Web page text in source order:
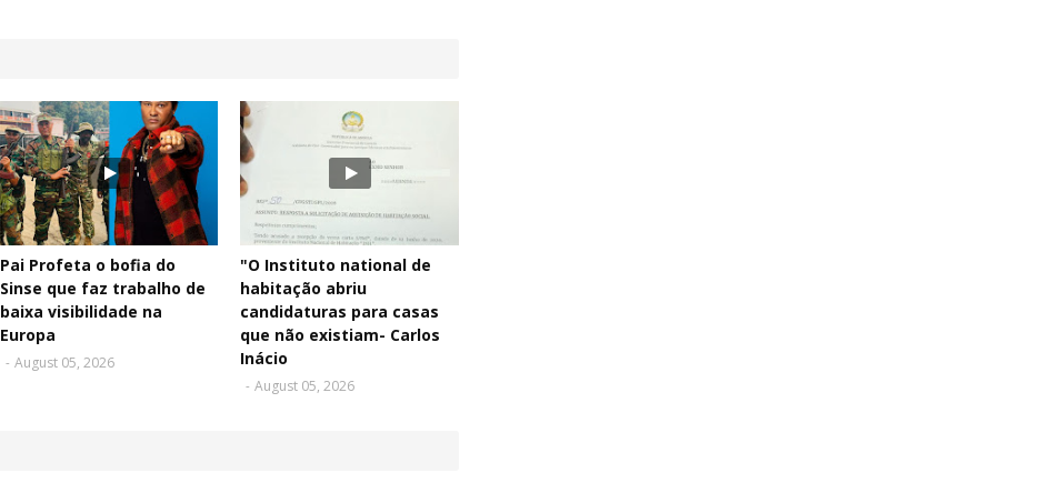
Pai Profeta o bofia do
Sinse que faz trabalho de
baixa visibilidade na
Europa
- August 05, 2026
"O Instituto national de
habitação abriu
candidaturas para casas
que não existiam- Carlos
Inácio
- August 05, 2026